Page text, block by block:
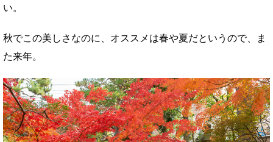
い。
秋でこの美しさなのに、オススメは春や夏だというので、ま
た来年。